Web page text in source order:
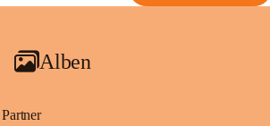
Alben
Partner